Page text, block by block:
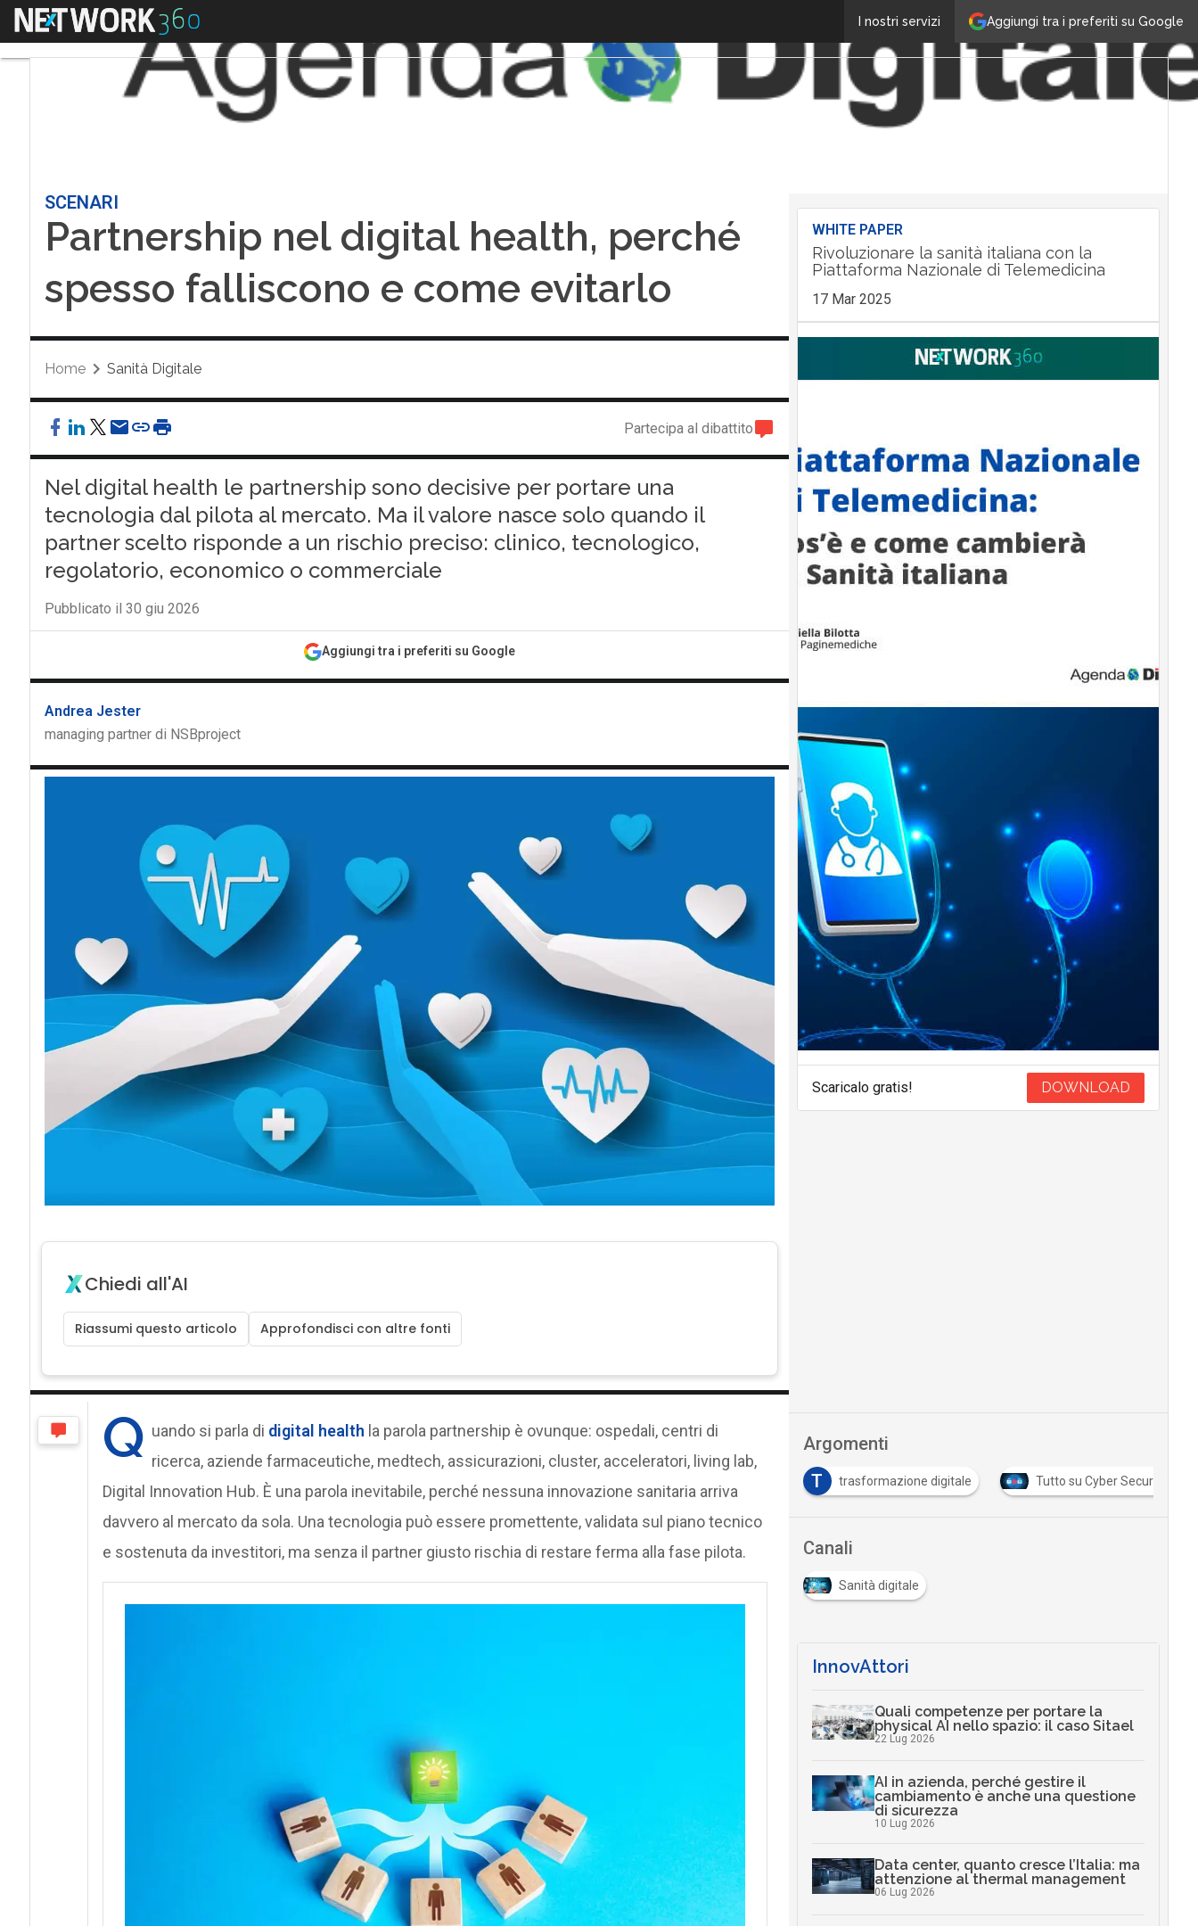
Aggiungi tra i preferiti su Google
I nostri servizi
Menu
SCENARI
Partnership nel digital health, perché
spesso falliscono e come evitarlo
Home Sanità Digitale
Partecipa al dibattito
Nel digital health le partnership sono decisive per portare una
tecnologia dal pilota al mercato. Ma il valore nasce solo quando il
partner scelto risponde a un rischio preciso: clinico, tecnologico,
regolatorio, economico o commerciale
Pubblicato il 30 giu 2026
Aggiungi tra i preferiti su Google
Andrea Jester
managing partner di NSBproject
Chiedi all'AI
Riassumi questo articolo Approfondisci con altre fonti
Q uando si parla di digital health la parola partnership è ovunque: ospedali, centri di
ricerca, aziende farmaceutiche, medtech, assicurazioni, cluster, acceleratori, living lab,
Digital Innovation Hub. È una parola inevitabile, perché nessuna innovazione sanitaria arriva
davvero al mercato da sola. Una tecnologia può essere promettente, validata sul piano tecnico
e sostenuta da investitori, ma senza il partner giusto rischia di restare ferma alla fase pilota.
WHITE PAPER
Rivoluzionare la sanità italiana con la
Piattaforma Nazionale di Telemedicina
17 Mar 2025
Scaricalo gratis! DOWNLOAD
Argomenti
T trasformazione digitale Tutto su Cyber Security
Canali
Sanità digitale
InnovAttori
Quali competenze per portare la
physical AI nello spazio: il caso Sitael
22 Lug 2026
AI in azienda, perché gestire il
cambiamento è anche una questione
di sicurezza
10 Lug 2026
Data center, quanto cresce l’Italia: ma
attenzione al thermal management
06 Lug 2026